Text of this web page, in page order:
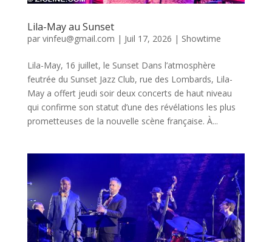
Lila-May au Sunset
par vinfeu@gmail.com | Juil 17, 2026 | Showtime
Lila-May, 16 juillet, le Sunset Dans l’atmosphère
feutrée du Sunset Jazz Club, rue des Lombards, Lila-
May a offert jeudi soir deux concerts de haut niveau
qui confirme son statut d’une des révélations les plus
prometteuses de la nouvelle scène française. À...